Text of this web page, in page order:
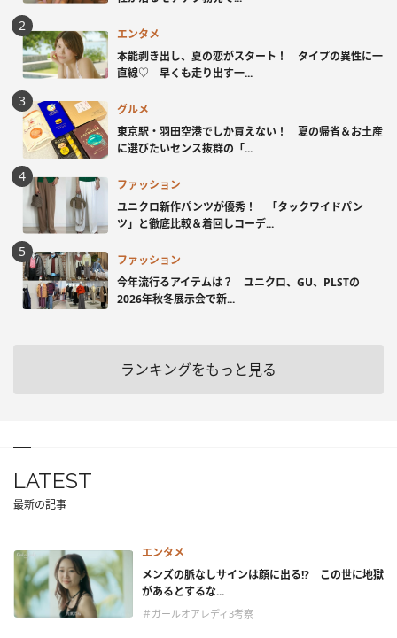
エンタメ
本能剥き出し、夏の恋がスタート！ タイプの異性に一
直線♡ 早くも走り出す一...
グルメ
東京駅・羽田空港でしか買えない！ 夏の帰省＆お土産
に選びたいセンス抜群の「...
ファッション
ユニクロ新作パンツが優秀！ 「タックワイドパン
ツ」と徹底比較＆着回しコーデ...
ファッション
今年流行るアイテムは？ ユニクロ、GU、PLSTの
2026年秋冬展示会で新...
ランキングをもっと見る
LATEST
最新の記事
エンタメ
メンズの脈なしサインは顔に出る!? この世に地獄
があるとするな...
＃ガールオアレディ3考察